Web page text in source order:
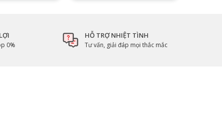
0%
HỖ TRỢ NHIỆT TÌNH
Tư vấn, giải đáp mọi thắc mắc